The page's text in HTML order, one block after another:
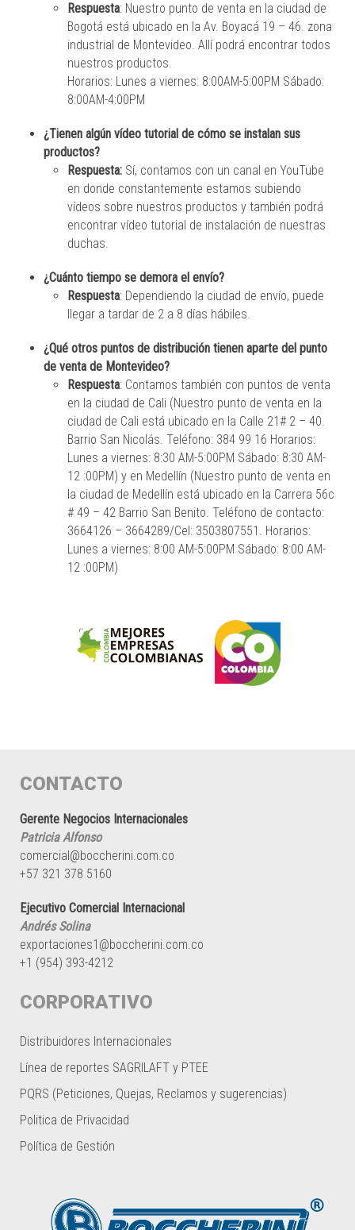
Respuesta: Nuestro punto de venta en la ciudad de
Bogotá está ubicado en la Av. Boyacá 19 – 46. zona
industrial de Montevideo. Allí podrá encontrar todos
nuestros productos.
Horarios: Lunes a viernes: 8:00AM-5:00PM Sábado:
8:00AM-4:00PM
¿Tienen algún vídeo tutorial de cómo se instalan sus
productos?
Respuesta: Sí, contamos con un canal en YouTube
en donde constantemente estamos subiendo
vídeos sobre nuestros productos y también podrá
encontrar vídeo tutorial de instalación de nuestras
duchas.
¿Cuánto tiempo se demora el envío?
Respuesta: Dependiendo la ciudad de envío, puede
llegar a tardar de 2 a 8 días hábiles.
¿Qué otros puntos de distribución tienen aparte del punto
de venta de Montevideo?
Respuesta: Contamos también con puntos de venta
en la ciudad de Cali (Nuestro punto de venta en la
ciudad de Cali está ubicado en la Calle 21# 2 – 40.
Barrio San Nicolás. Teléfono: 384 99 16 Horarios:
Lunes a viernes: 8:30 AM-5:00PM Sábado: 8:30 AM-
12 :00PM) y en Medellín (Nuestro punto de venta en
la ciudad de Medellín está ubicado en la Carrera 56c
# 49 – 42 Barrio San Benito. Teléfono de contacto:
3664126 – 3664289/Cel: 3503807551. Horarios:
Lunes a viernes: 8:00 AM-5:00PM Sábado: 8:00 AM-
12 :00PM)
CONTACTO
Gerente Negocios Internacionales
Patricia Alfonso
comercial@boccherini.com.co
+57 321 378 5160
Ejecutivo Comercial Internacional
Andrés Solina
exportaciones1@boccherini.com.co
+1 (954) 393-4212
CORPORATIVO
Distribuidores Internacionales
Línea de reportes SAGRILAFT y PTEE
PQRS (Peticiones, Quejas, Reclamos y sugerencias)
Politica de Privacidad
Política de Gestión